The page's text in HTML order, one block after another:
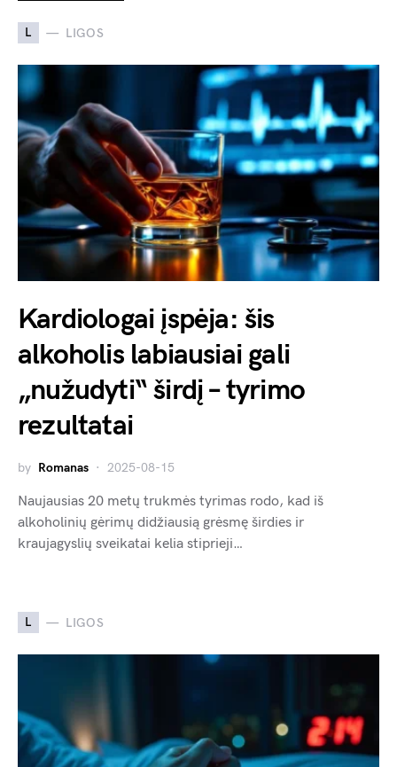
L LIGOS
Kardiologai įspėja: šis
alkoholis labiausiai gali
„nužudyti“ širdį – tyrimo
rezultatai
by Romanas 2025-08-15
Naujausias 20 metų trukmės tyrimas rodo, kad iš
alkoholinių gėrimų didžiausią grėsmę širdies ir
kraujagyslių sveikatai kelia stiprieji…
L LIGOS